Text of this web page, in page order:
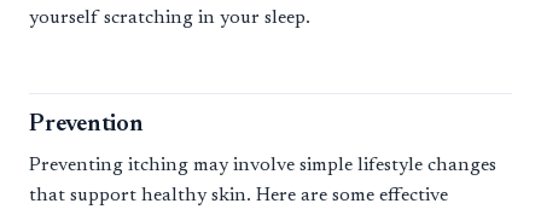
yourself scratching in your sleep.
Prevention
Preventing itching may involve simple lifestyle changes
that support healthy skin. Here are some effective